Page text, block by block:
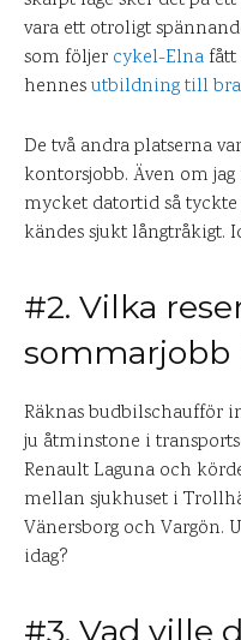
vara ett otroligt
som följer cykel-Elna
hennesutbildning till
De två andra platserna
kontorsjobb. Även om
mycket datortid så
kändes sjukt långtråkigt.
#2. Vilka
sommarjobb
Räknas budbilschaufför
ju åtminstone i
Renault Laguna och
mellan sjukhuset i
Vänersborg och Vargön.
idag?
#3. Vad ville